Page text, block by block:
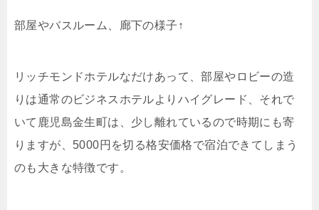
部屋やバスルーム、廊下の様子↑
リッチモンドホテルなだけあって、部屋やロビーの造
りは通常のビジネスホテルよりハイグレード、それで
いて鹿児島金生町は、少し離れているので時期にも寄
りますが、5000円を切る格安価格で宿泊できてしまう
のも大きな特徴です。